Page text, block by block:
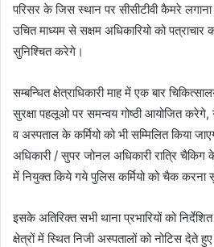
परिसर के जिस स्थान पर सीसीटीवी कैमरे
उचित माध्यम से सक्षम अधिकारियो को पत्राचार
सुनिश्चित करेगे।
सम्बन्धित क्षेत्राधिकारी माह में एक बार
सुरक्षा पहलूओ पर समन्वय गोष्ठी आयोजित करेगे,
व अस्पताल के कर्मियो को भी सम्मिलित किया
अधिकारी / सुपर जोनल अधिकारी रात्रि चैकिग
में नियुक्त किये गये पुलिस कर्मियो को चैक करना
इसके अतिरिक्त सभी थाना प्रभारियों को
क्षेत्रों में स्थित निजी अस्पतालों को नोटिस देते